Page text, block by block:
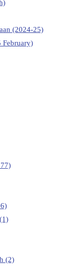
(2024-25)
February)
(1)
(2)